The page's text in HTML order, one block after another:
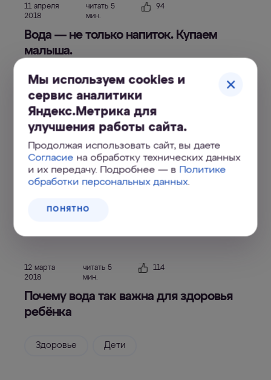
11 апреля
2018
читать 5
мин.
94
Вода — не только напиток. Купаем
малыша.
Советы Дети
30 марта
2018
читать 3
мин.
118
Чем поить ребенка?
Здоровье
12 марта
2018
читать 5
мин.
114
Почему вода так важна для здоровья
ребёнка
Здоровье Дети
Мы используем cookies и
сервис аналитики
Яндекс.Метрика для
улучшения работы сайта.
Продолжая использовать сайт, вы даете
Согласие на обработку технических данных
и их передачу. Подробнее — в Политике
обработки персональных данных.
ПОНЯТНО